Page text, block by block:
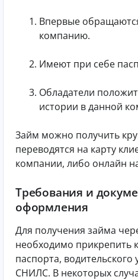
Впервые
компанию.
Имеют при себе
Обладатели
истории в данной
Займ можно получить
переводятся на карту
компании, либо онлайн
Требования и
оформления
Для получения займа
необходимо прикрепить
паспорта, водительского
СНИЛС. В некоторых